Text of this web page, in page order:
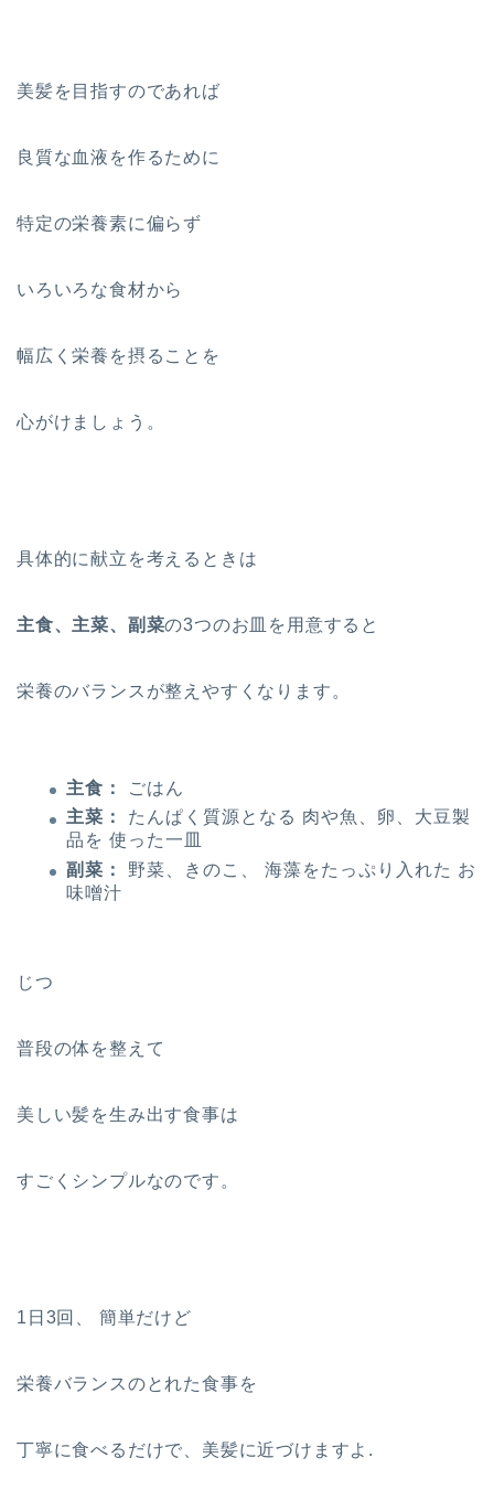
美髪を目指すのであれば
良質な血液を作るために
特定の栄養素に偏らず
いろいろな食材から
幅広く栄養を摂ることを
心がけましょう。
具体的に献立を考えるときは
主食、主菜、副菜の3つのお皿を用意すると
栄養のバランスが整えやすくなります。
主食：
ごはん
主菜：
たんぱく質源となる 肉や魚、卵、大豆製
品を 使った一皿
副菜：
野菜、きのこ、 海藻をたっぷり入れた お
味噌汁
じつ
普段の体を整えて
美しい髪を生み出す食事は
すごくシンプルなのです。
1日3回、 簡単だけど
栄養バランスのとれた食事を
丁寧に食べるだけで、美髪に近づけますよ.